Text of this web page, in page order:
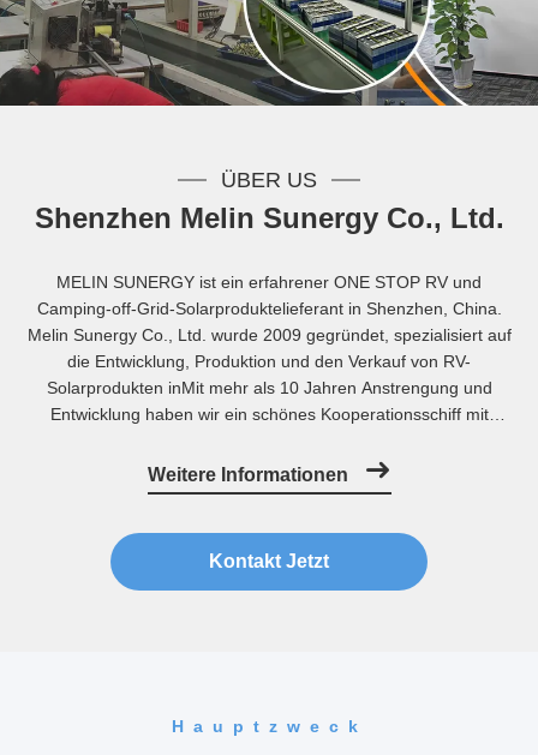
ÜBER US
Shenzhen Melin Sunergy Co., Ltd.
MELIN SUNERGY ist ein erfahrener ONE STOP RV und
Camping-off-Grid-Solarproduktelieferant in Shenzhen, China.
Melin Sunergy Co., Ltd. wurde 2009 gegründet, spezialisiert auf
die Entwicklung, Produktion und den Verkauf von RV-
Solarprodukten inMit mehr als 10 Jahren Anstrengung und
Entwicklung haben wir ein schönes Kooperationsschiff mit
Asien.Mit der Mission, "Kunden qualitativ hochwertige grüne
Produkte zu liefern", erinnert sich Melin ...
Weitere Informationen
Kontakt Jetzt
Hauptzweck